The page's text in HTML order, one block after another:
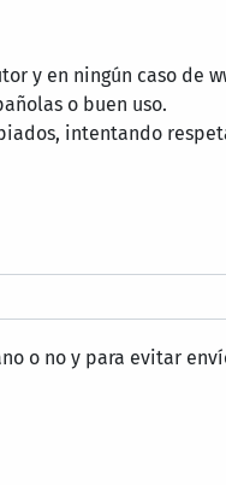
y en ningún caso de
o buen uso.
intentando
o no y para evitar